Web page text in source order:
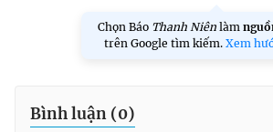
Chọn Báo Thanh Niên làm
trên Google tìm kiếm. Xem
Bình luận (0)